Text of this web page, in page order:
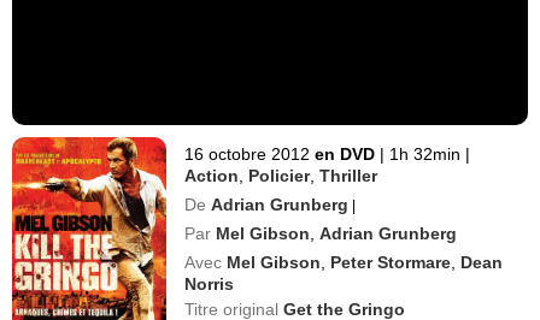
16 octobre 2012 en DVD | 1h 32min |
Action
Policier,Thriller
De Adrian Grunberg |
Par Mel Gibson ,Adrian Grunberg
Avec Mel Gibson Peter Stormare Dean
Norris
Titre originalGet the Gringo